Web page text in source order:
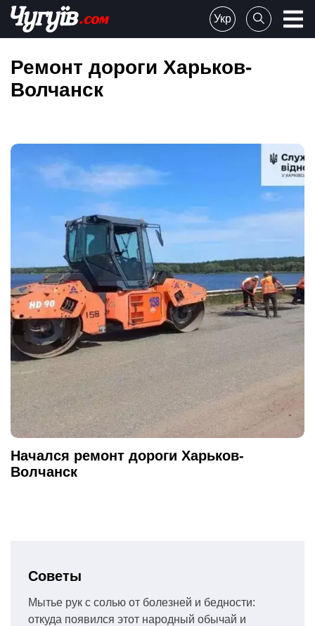
Skip
content
Chuguiv
Укр
Ремонт дороги Харьков-
Волчанск
Начался ремонт дороги Харьков-
Волчанск
Советы
Мытье рук с солью от болезней и бедности:
откуда появился этот народный обычай и